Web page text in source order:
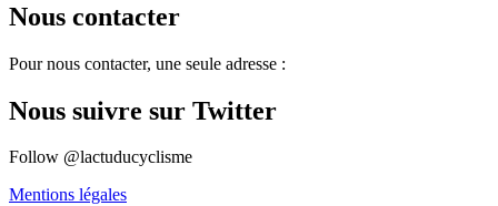
Nous contacter
Pour nous contacter, une seule adresse :
Nous suivre sur Twitter
Follow @lactuducyclisme
Mentions légales